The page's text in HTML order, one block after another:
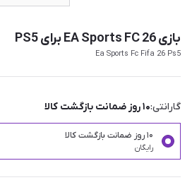
بازی EA Sports FC 26 برای PS5
Ea Sports Fc Fifa 26 Ps5
گارانتی:۱۰ روز ضمانت بازگشت کالا
۱۰ روز ضمانت بازگشت کالا
رایگان